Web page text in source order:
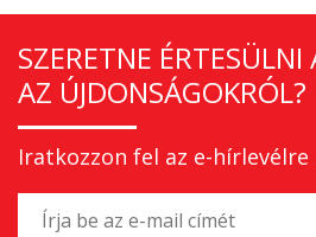
SZERETNE ÉRTESÜLNI
AZ ÚJDONSÁGOKRÓL?
Iratkozzon fel az e-hírlevélre